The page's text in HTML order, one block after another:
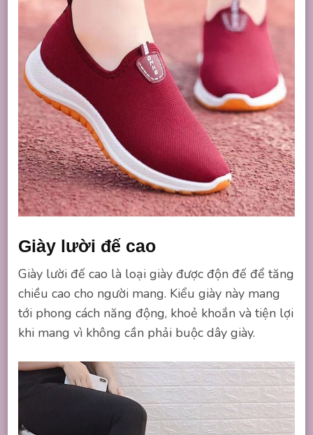
Giày lười đế cao
Giày lười đế cao là loại giày được độn đế để tăng
chiều cao cho người mang. Kiểu giày này mang
tới phong cách năng động, khoẻ khoắn và tiện lợi
khi mang vì không cần phải buộc dây giày.